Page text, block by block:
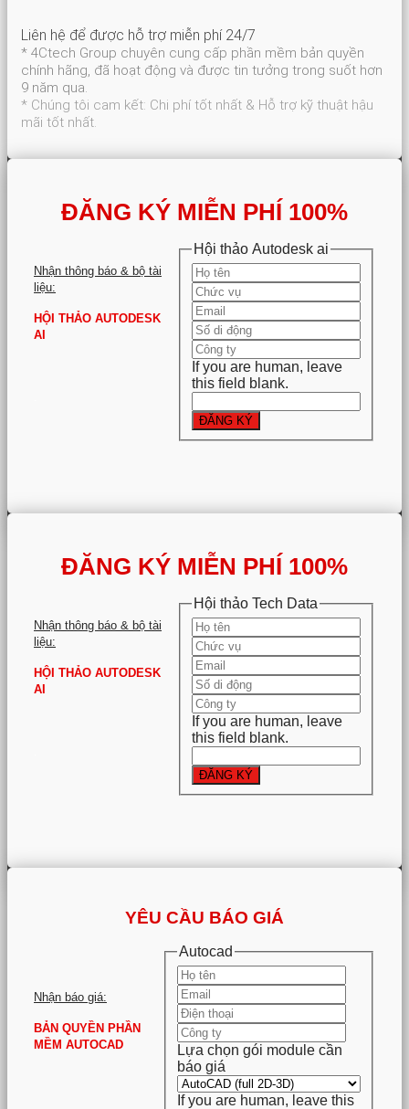
Liên hệ để được hỗ trợ miễn phí 24/7
* 4Ctech Group chuyên cung cấp phần mềm bản quyền
chính hãng, đã hoạt động và được tin tưởng trong suốt hơn
9 năm qua.
* Chúng tôi cam kết: Chi phí tốt nhất & Hỗ trợ kỹ thuật hậu
mãi tốt nhất.
ĐĂNG KÝ MIỄN PHÍ 100%
Nhận thông báo & bộ tài
liệu:
HỘI THẢO AUTODESK
AI
Hội thảo Autodesk ai
If you are human, leave
this field blank.
ĐĂNG KÝ
ĐĂNG KÝ MIỄN PHÍ 100%
Nhận thông báo & bộ tài
liệu:
HỘI THẢO AUTODESK
AI
Hội thảo Tech Data
If you are human, leave
this field blank.
ĐĂNG KÝ
YÊU CẦU BÁO GIÁ
Nhận báo giá:
BẢN QUYỀN PHẦN
MỀM AUTOCAD
Autocad
Lựa chọn gói module cần
báo giá
If you are human, leave this